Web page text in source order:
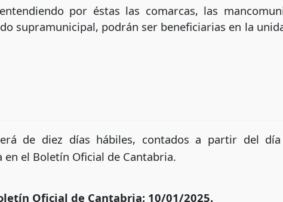
entendiendo por éstas las comarcas, las
supramunicipal, podrán ser beneficiarias en la
de diez días hábiles, contados a partir del
el Boletín Oficial de Cantabria.
Oficial de Cantabria: 10/01/2025.